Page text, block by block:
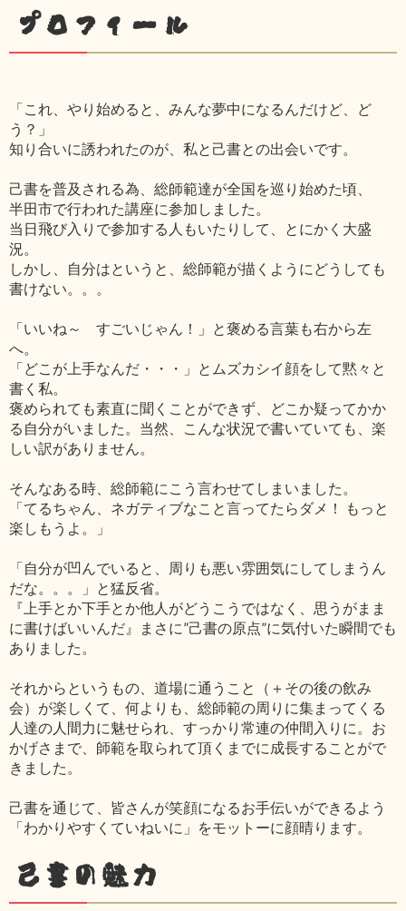
プロフィール
「これ、やり始めると、みんな夢中になるんだけど、ど
う？」
知り合いに誘われたのが、私と己書との出会いです。
己書を普及される為、総師範達が全国を巡り始めた頃、
半田市で行われた講座に参加しました。
当日飛び入りで参加する人もいたりして、とにかく大盛
況。
しかし、自分はというと、総師範が描くようにどうしても
書けない。。。
「いいね～ すごいじゃん！」と褒める言葉も右から左
へ。
「どこが上手なんだ・・・」とムズカシイ顔をして黙々と
書く私。
褒められても素直に聞くことができず、どこか疑ってかか
る自分がいました。当然、こんな状況で書いていても、楽
しい訳がありません。
そんなある時、総師範にこう言わせてしまいました。
「てるちゃん、ネガティブなこと言ってたらダメ！ もっと
楽しもうよ。」
「自分が凹んでいると、周りも悪い雰囲気にしてしまうん
だな。。。」と猛反省。
『上手とか下手とか他人がどうこうではなく、思うがまま
に書けばいいんだ』まさに”己書の原点”に気付いた瞬間でも
ありました。
それからというもの、道場に通うこと（＋その後の飲み
会）が楽しくて、何よりも、総師範の周りに集まってくる
人達の人間力に魅せられ、すっかり常連の仲間入りに。お
かげさまで、師範を取られて頂くまでに成長することがで
きました。
己書を通じて、皆さんが笑顔になるお手伝いができるよう
「わかりやすくていねいに」をモットーに顔晴ります。
己書の魅力